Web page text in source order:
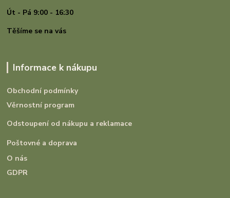
Út - Pá 9:00 - 16:30
Těšíme se na vás
Informace k nákupu
Obchodní podmínky
Věrnostní program
Odstoupení od nákupu a reklamace
Poštovné a doprava
O nás
GDPR